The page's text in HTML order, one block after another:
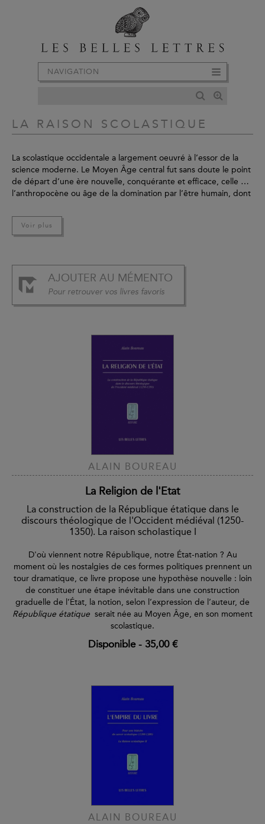
NAVIGATION
LA RAISON SCOLASTIQUE
La scolastique occidentale a largement oeuvré à l’essor de la
science moderne. Le Moyen Âge central fut sans doute le point
de départ d’une ère nouvelle, conquérante et efficace, celle de
l’anthropocène ou âge de la domination par l’être humain, dont
actuelles. Alain Boureau en propose une synthèse magistrale en
5 volumes.
Voir plus
AJOUTER AU MÉMENTO
Pour retrouver vos livres favoris
ALAIN BOUREAU
La Religion de l'Etat
La construction de la République étatique dans le
discours théologique de l'Occident médiéval (1250-
1350). La raison scholastique I
D'où viennent notre République, notre État-nation ? Au
moment où les nostalgies de ces formes politiques prennent un
tour dramatique, ce livre propose une hypothèse nouvelle : loin
de constituer une étape inévitable dans une construction
graduelle de l’État, la notion, selon l’expression de l’auteur, de
République étatique serait née au Moyen Âge, en son moment
scolastique.
Disponible- 35,00 €
ALAIN BOUREAU